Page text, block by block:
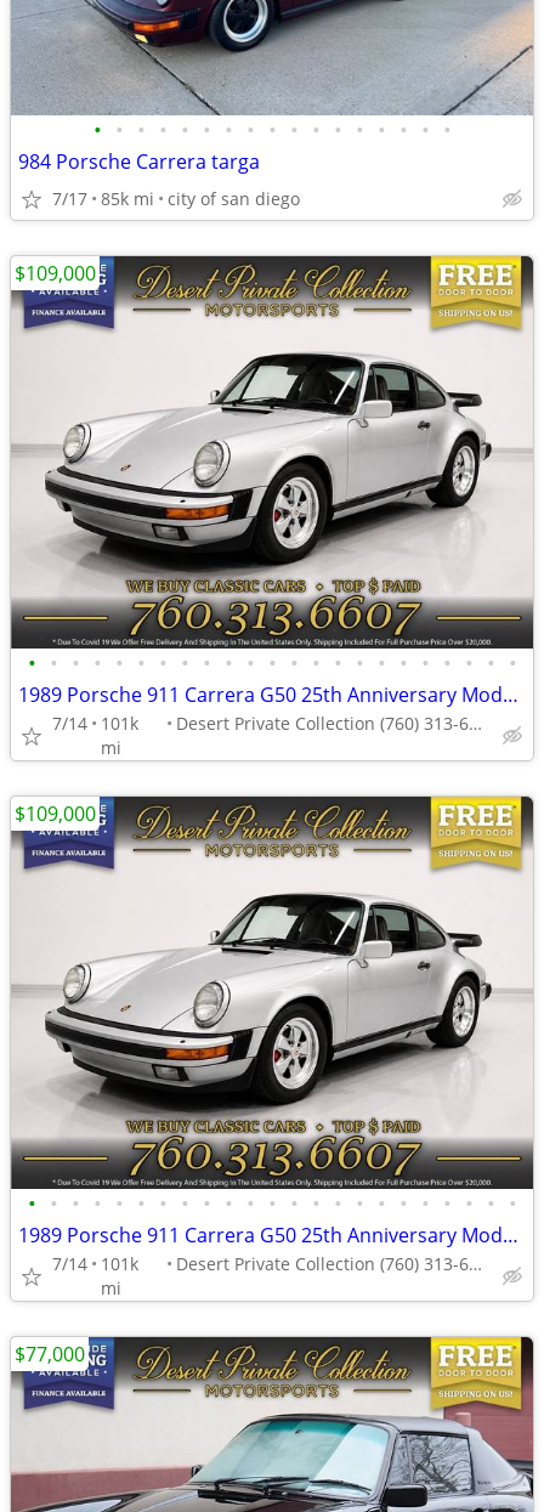
• • • • • • • • • • • • • • • • •
984 Porsche Carrera targa
7/17 85k mi city of san diego
• • • • • • • • • • • • • • • • • • • • • • •
1989 Porsche 911 Carrera G50 25th Anniversary Model Coupe at an EXCE
7/14
101k
mi
Desert Private Collection (760) 313-6607
$109,000
• • • • • • • • • • • • • • • • • • • • • • •
1989 Porsche 911 Carrera G50 25th Anniversary Model Coupe at an EXCE
7/14
101k
mi
Desert Private Collection (760) 313-6607
$109,000
$77,000